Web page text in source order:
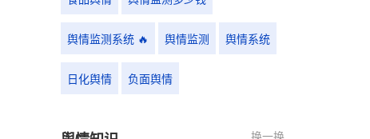
舆情监测系统 🔥 舆情监测 舆情系统
日化舆情 负面舆情